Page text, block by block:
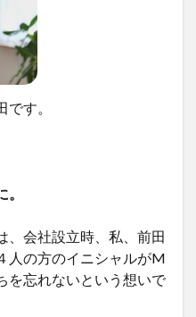
す。
、会社設立時、私、前田
人の方のイニシャルがM
を忘れないという想いで